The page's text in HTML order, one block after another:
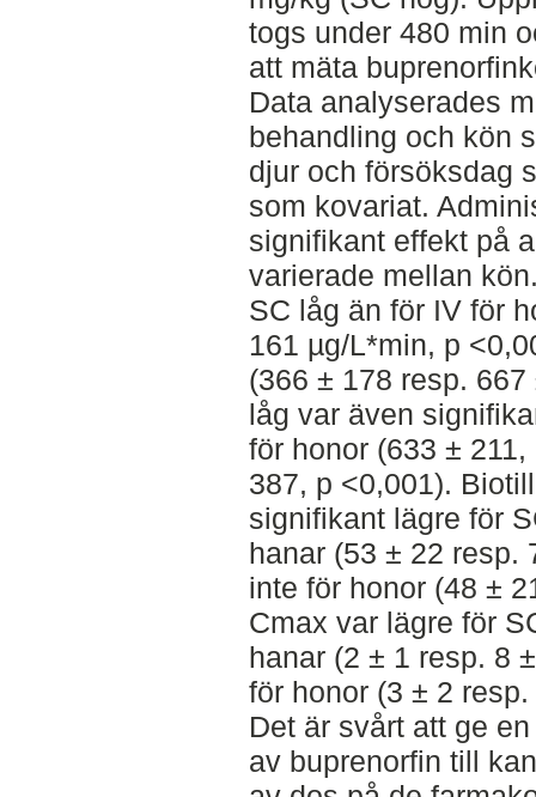
togs under 480 min
att mäta
Data analyserades
behandling och kön
djur och försöksdag
som kovariat.
signifikant effekt på
varierade mellan
SC låg än för IV för
161 µg/L*min, p
(366 ± 178 resp.
låg var även
för honor (633 ±
387, p <0,001).
signifikant lägre för
hanar (53 ± 22 resp.
inte för honor (48 ±
Cmax var lägre för
hanar (2 ± 1 resp. 8
för honor (3 ± 2
Det är svårt att ge
av buprenorfin till